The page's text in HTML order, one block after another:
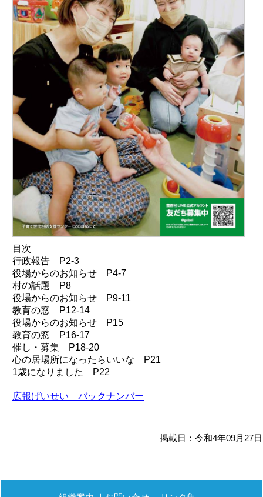
目次
行政報告 P2-3
役場からのお知らせ P4-7
村の話題 P8
役場からのお知らせ P9-11
教育の窓 P12-14
役場からのお知らせ P15
教育の窓 P16-17
催し・募集 P18-20
心の居場所になったらいいな P21
1歳になりました P22
広報げいせい バックナンバー
掲載日：令和4年09月27日